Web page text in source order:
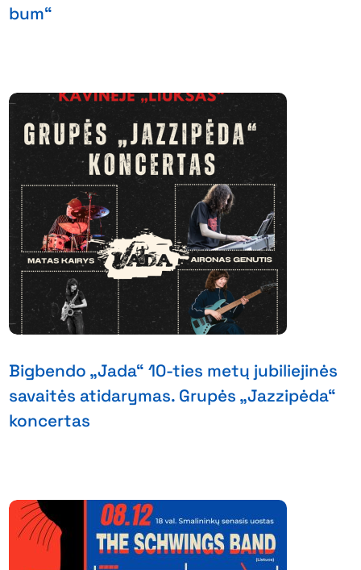
bum“
Bigbendo „Jada“ 10-ties metų jubiliejinės
savaitės atidarymas. Grupės „Jazzipėda“
koncertas